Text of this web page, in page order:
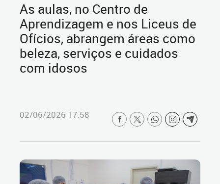
As aulas, no Centro de
Aprendizagem e nos Liceus de
Ofícios, abrangem áreas como
beleza, serviços e cuidados
com idosos
02/06/2026 17:58